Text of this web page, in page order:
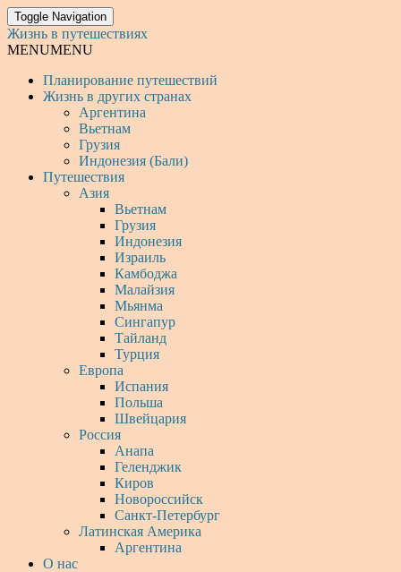
Toggle Navigation
Жизнь в путешествиях
MENUMENU
Планирование путешествий
Жизнь в других странах
Аргентина
Вьетнам
Грузия
Индонезия (Бали)
Путешествия
Азия
Вьетнам
Грузия
Индонезия
Израиль
Камбоджа
Малайзия
Мьянма
Сингапур
Тайланд
Турция
Европа
Испания
Польша
Швейцария
Россия
Анапа
Геленджик
Киров
Новороссийск
Санкт-Петербург
Латинская Америка
Аргентина
О нас